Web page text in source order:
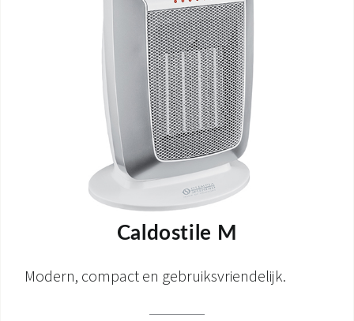
Caldostile M
Modern, compact en gebruiksvriendelijk.